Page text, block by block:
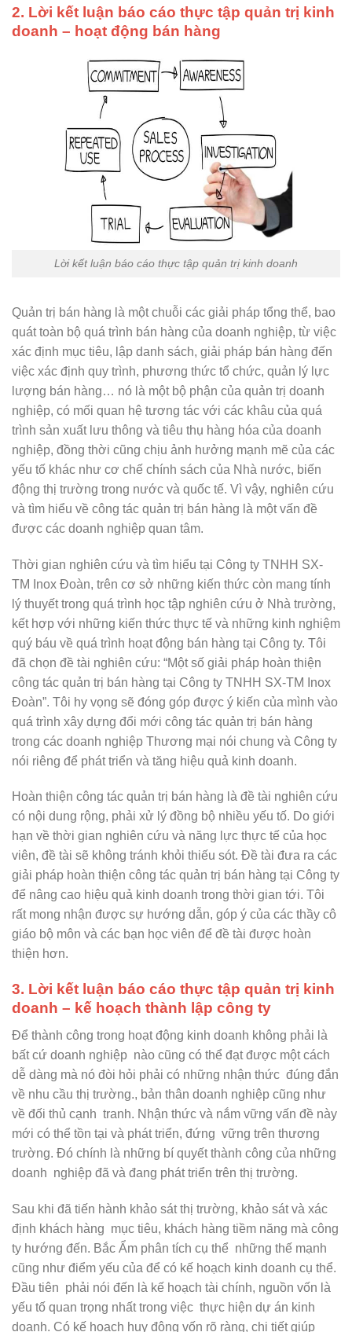
2. Lời kết luận báo cáo thực tập quản trị kinh
doanh – hoạt động bán hàng
Lời kết luận báo cáo thực tập quản trị kinh doanh
Quản trị bán hàng là một chuỗi các giải pháp tổng thể, bao
quát toàn bộ quá trình bán hàng của doanh nghiệp, từ việc
xác định mục tiêu, lập danh sách, giải pháp bán hàng đến
việc xác định quy trình, phương thức tổ chức, quản lý lực
lượng bán hàng… nó là một bộ phận của quản trị doanh
nghiệp, có mối quan hệ tương tác với các khâu của quá
trình sản xuất lưu thông và tiêu thụ hàng hóa của doanh
nghiệp, đồng thời cũng chịu ảnh hưởng mạnh mẽ của các
yếu tố khác như cơ chế chính sách của Nhà nước, biến
động thị trường trong nước và quốc tế. Vì vậy, nghiên cứu
và tìm hiểu về công tác quản trị bán hàng là một vấn đề
được các doanh nghiệp quan tâm.
Thời gian nghiên cứu và tìm hiểu tại Công ty TNHH SX-
TM Inox Đoàn, trên cơ sở những kiến thức còn mang tính
lý thuyết trong quá trình học tập nghiên cứu ở Nhà trường,
kết hợp với những kiến thức thực tế và những kinh nghiệm
quý báu về quá trình hoạt động bán hàng tại Công ty. Tôi
đã chọn đề tài nghiên cứu: “Một số giải pháp hoàn thiện
công tác quản trị bán hàng tại Công ty TNHH SX-TM Inox
Đoàn”. Tôi hy vọng sẽ đóng góp được ý kiến của mình vào
quá trình xây dựng đổi mới công tác quản trị bán hàng
trong các doanh nghiệp Thương mại nói chung và Công ty
nói riêng để phát triển và tăng hiệu quả kinh doanh.
Hoàn thiện công tác quản trị bán hàng là đề tài nghiên cứu
có nội dung rộng, phải xử lý đồng bộ nhiều yếu tố. Do giới
hạn về thời gian nghiên cứu và năng lực thực tế của học
viên, đề tài sẽ không tránh khỏi thiếu sót. Đề tài đưa ra các
giải pháp hoàn thiện công tác quản trị bán hàng tại Công ty
để nâng cao hiệu quả kinh doanh trong thời gian tới. Tôi
rất mong nhận được sự hướng dẫn, góp ý của các thầy cô
giáo bộ môn và các bạn học viên để đề tài được hoàn
thiện hơn.
3. Lời kết luận báo cáo thực tập quản trị kinh
doanh – kế hoạch thành lập công ty
Để thành công trong hoạt động kinh doanh không phải là
bất cứ doanh nghiệp nào cũng có thể đạt được một cách
dễ dàng mà nó đòi hỏi phải có những nhận thức đúng đắn
về nhu cầu thị trường., bản thân doanh nghiệp cũng như
về đối thủ cạnh tranh. Nhận thức và nắm vững vấn đề này
mới có thể tồn tại và phát triển, đứng vững trên thương
trường. Đó chính là những bí quyết thành công của những
doanh nghiệp đã và đang phát triển trên thị trường.
Sau khi đã tiến hành khảo sát thị trường, khảo sát và xác
định khách hàng mục tiêu, khách hàng tiềm năng mà công
ty hướng đến. Bắc Ẩm phân tích cụ thể những thế mạnh
cũng như điểm yếu của để có kế hoạch kinh doanh cụ thể.
Đầu tiên phải nói đến là kế hoạch tài chính, nguồn vốn là
yếu tố quan trọng nhất trong việc thực hiện dự án kinh
doanh. Có kế hoạch huy động vốn rõ ràng, chi tiết giúp